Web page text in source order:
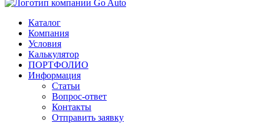
Каталог
Компания
Условия
Калькулятор
ПОРТФОЛИО
Информация
Статьи
Вопрос-ответ
Контакты
Отправить заявку